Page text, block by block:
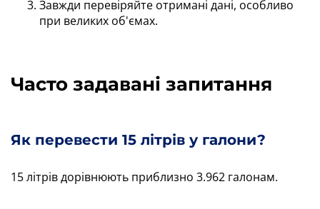
Завжди перевіряйте отримані дані, особливо
при великих об'ємах.
Часто задавані запитання
Як перевести 15 літрів у галони?
15 літрів дорівнюють приблизно 3.962 галонам.